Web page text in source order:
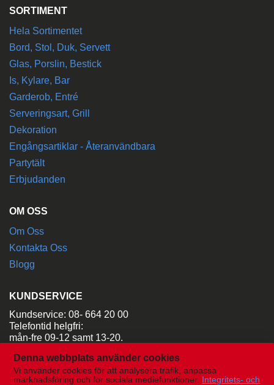
SORTIMENT
Hela Sortimentet
Bord, Stol, Duk, Servett
Glas, Porslin, Bestick
Is, Kylare, Bar
Garderob, Entré
Serveringsart, Grill
Dekoration
Engångsartiklar - Återanvändbara
Partytält
Erbjudanden
OM OSS
Om Oss
Kontakta Oss
Blogg
KUNDSERVICE
Kundservice: 08- 664 20 00
Telefontid helgfri:
mån-fre 09-12 samt 13-20.
Maila: order@aladdinsuthyrning.se
Denna webbplats använder cookies
Vi använder cookies för att analysera trafik, anpassa
marknadsföring och för sociala mediefunktioner.
Integritets- och